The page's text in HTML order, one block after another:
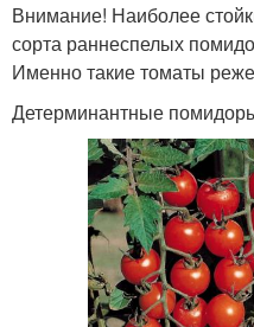
Внимание! Наиболее
сорта раннеспелых
Именно такие томаты
Детерминантные